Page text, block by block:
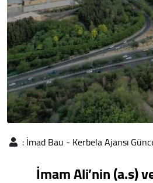
:İmad Bau - Kerbela Ajansı
İmam Ali’nin (a.s)